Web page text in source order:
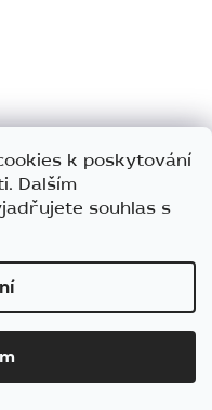
k poskytování
Dalším
souhlas s